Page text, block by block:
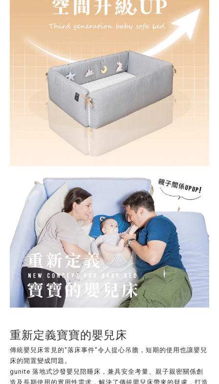
重新定義寶寶的嬰兒床
傳統嬰兒床常見的"落床事件"令人提心吊膽，短期的使用也讓嬰兒
床的閒置變成問題。
gunite 落地式沙發嬰兒陪睡床，兼具安全考量、親子親密關係創
造及長期使用的實用性需求，解決了傳統嬰兒床帶來的疑慮，打造